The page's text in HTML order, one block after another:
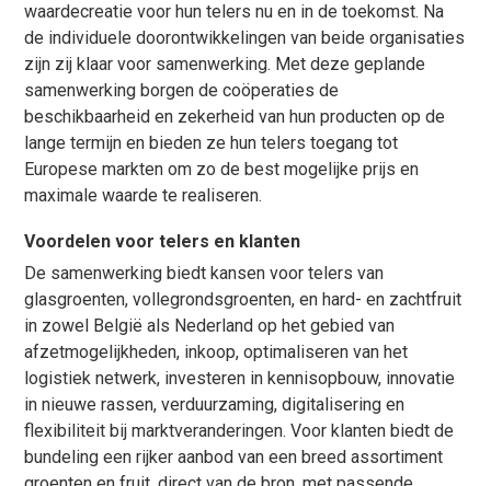
waardecreatie voor hun telers nu en in de toekomst. Na
de individuele doorontwikkelingen van beide organisaties
zijn zij klaar voor samenwerking. Met deze geplande
samenwerking borgen de coöperaties de
beschikbaarheid en zekerheid van hun producten op de
lange termijn en bieden ze hun telers toegang tot
Europese markten om zo de best mogelijke prijs en
maximale waarde te realiseren.
Voordelen voor telers en klanten
De samenwerking biedt kansen voor telers van
glasgroenten, vollegrondsgroenten, en hard- en zachtfruit
in zowel België als Nederland op het gebied van
afzetmogelijkheden, inkoop, optimaliseren van het
logistiek netwerk, investeren in kennisopbouw, innovatie
in nieuwe rassen, verduurzaming, digitalisering en
flexibiliteit bij marktveranderingen. Voor klanten biedt de
bundeling een rijker aanbod van een breed assortiment